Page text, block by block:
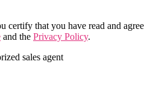
certify that you have read and agree
and the Privacy Policy.
sales agent